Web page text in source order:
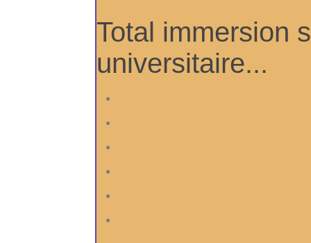
Total immersion
universitaire...